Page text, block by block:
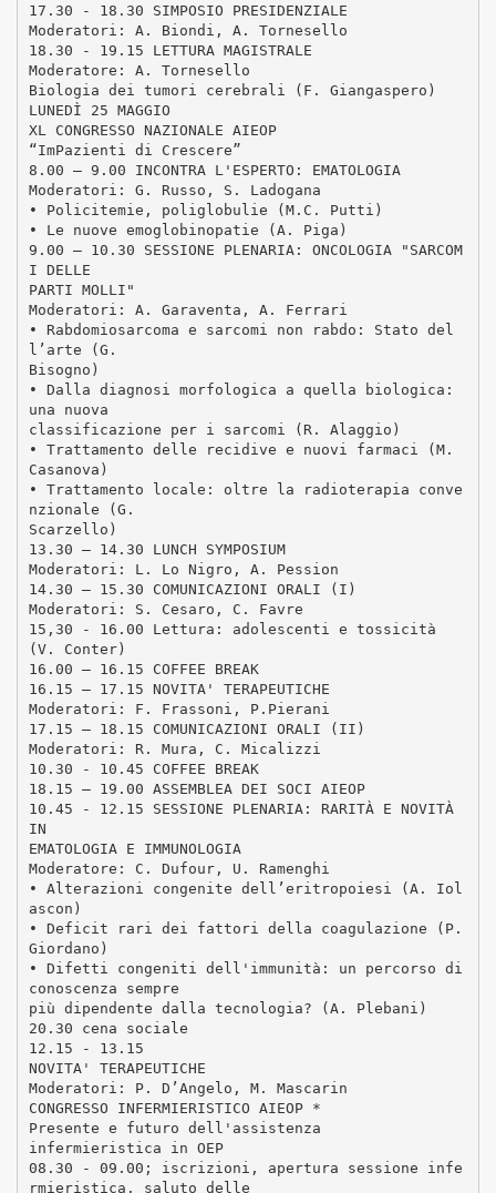
17.30 - 18.30 SIMPOSIO PRESIDENZIALE
Moderatori: A. Biondi, A. Tornesello
18.30 - 19.15 LETTURA MAGISTRALE
Moderatore: A. Tornesello
Biologia dei tumori cerebrali (F. Giangaspero)
LUNEDÌ 25 MAGGIO
XL CONGRESSO NAZIONALE AIEOP
“ImPazienti di Crescere”
8.00 – 9.00 INCONTRA L'ESPERTO: EMATOLOGIA
Moderatori: G. Russo, S. Ladogana
• Policitemie, poliglobulie (M.C. Putti)
• Le nuove emoglobinopatie (A. Piga)
9.00 – 10.30 SESSIONE PLENARIA: ONCOLOGIA "SARCOM
I DELLE
PARTI MOLLI"
Moderatori: A. Garaventa, A. Ferrari
• Rabdomiosarcoma e sarcomi non rabdo: Stato del
l’arte (G.
Bisogno)
• Dalla diagnosi morfologica a quella biologica:
una nuova
classificazione per i sarcomi (R. Alaggio)
• Trattamento delle recidive e nuovi farmaci (M.
Casanova)
• Trattamento locale: oltre la radioterapia conve
nzionale (G.
Scarzello)
13.30 – 14.30 LUNCH SYMPOSIUM
Moderatori: L. Lo Nigro, A. Pession
14.30 – 15.30 COMUNICAZIONI ORALI (I)
Moderatori: S. Cesaro, C. Favre
15,30 - 16.00 Lettura: adolescenti e tossicità
(V. Conter)
16.00 – 16.15 COFFEE BREAK
16.15 – 17.15 NOVITA' TERAPEUTICHE
Moderatori: F. Frassoni, P.Pierani
17.15 – 18.15 COMUNICAZIONI ORALI (II)
Moderatori: R. Mura, C. Micalizzi
10.30 - 10.45 COFFEE BREAK
18.15 – 19.00 ASSEMBLEA DEI SOCI AIEOP
10.45 - 12.15 SESSIONE PLENARIA: RARITÀ E NOVITÀ
IN
EMATOLOGIA E IMMUNOLOGIA
Moderatore: C. Dufour, U. Ramenghi
• Alterazioni congenite dell’eritropoiesi (A. Iol
ascon)
• Deficit rari dei fattori della coagulazione (P.
Giordano)
• Difetti congeniti dell'immunità: un percorso di
conoscenza sempre
più dipendente dalla tecnologia? (A. Plebani)
20.30 cena sociale
12.15 - 13.15
NOVITA' TERAPEUTICHE
Moderatori: P. D’Angelo, M. Mascarin
CONGRESSO INFERMIERISTICO AIEOP *
Presente e futuro dell'assistenza
infermieristica in OEP
08.30 - 09.00; iscrizioni, apertura sessione infe
rmieristica, saluto delle